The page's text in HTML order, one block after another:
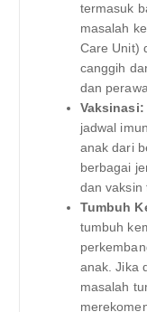
termasuk
masalah
Care Unit)
canggih
dan
Vaksinasi:
jadwal
anak dari
berbagai
dan vaksin
Tumbuh
tumbuh
anak. Jika
masalah